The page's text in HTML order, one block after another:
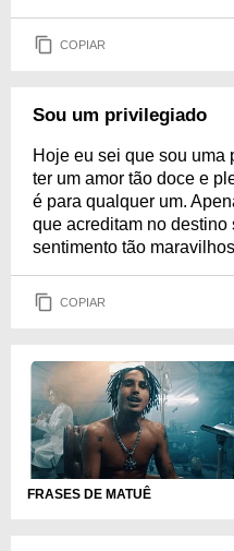
COPIAR
Sou um privilegiado
Hoje eu sei que sou uma
ter um amor tão doce e
é para qualquer um.
que acreditam no
sentimento tão
COPIAR
FRASES DE MATUÊ